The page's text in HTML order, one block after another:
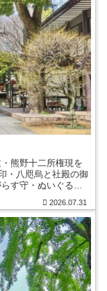
熊野十二所権現を
・八咫烏と社殿の御
す守・ぬいぐるみ
2026.07.31